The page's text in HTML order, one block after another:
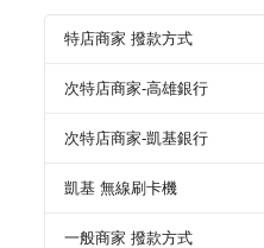
特店商家 撥款方式
次特店商家-高雄銀行
次特店商家-凱基銀行
凱基 無線刷卡機
一般商家 撥款方式